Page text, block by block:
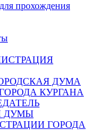
прохождения
ДУМА
КУРГАНА
ДУМЫ
ГОРОДА